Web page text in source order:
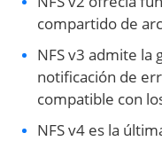
compartido de
NFS v3 admite la
notificación de
compatible con
NFS v4 es la